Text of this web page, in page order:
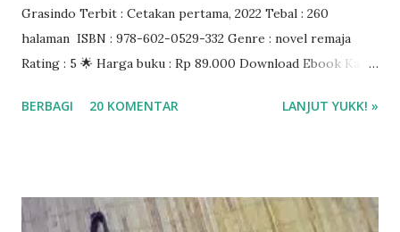
Grasindo Terbit : Cetakan pertama, 2022 Tebal : 260
halaman ISBN : 978-602-0529-332 Genre : novel remaja
Rating : 5 🌟 Harga buku : Rp 89.000 Download Ebook Kado
Gramedia.com atau Shopee ❤❤❤
BERBAGI 20 KOMENTAR LANJUT YUKK! »